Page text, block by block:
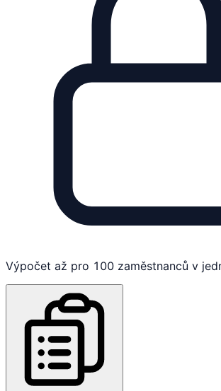
Výpočet až pro 100 zaměstnanců v